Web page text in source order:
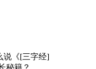
说《[三字经]
秘籍？